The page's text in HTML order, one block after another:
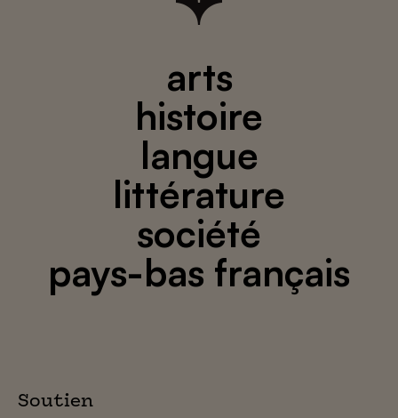
arts
histoire
langue
littérature
société
pays-bas français
Soutien